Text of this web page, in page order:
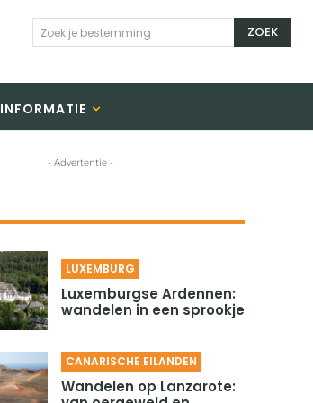
Zoek je bestemming ZOEK
INFORMATIE
- Advertentie -
LUXEMBURG
Luxemburgse Ardennen:
wandelen in een sprookje
CANARISCHE EILANDEN
Wandelen op Lanzarote: